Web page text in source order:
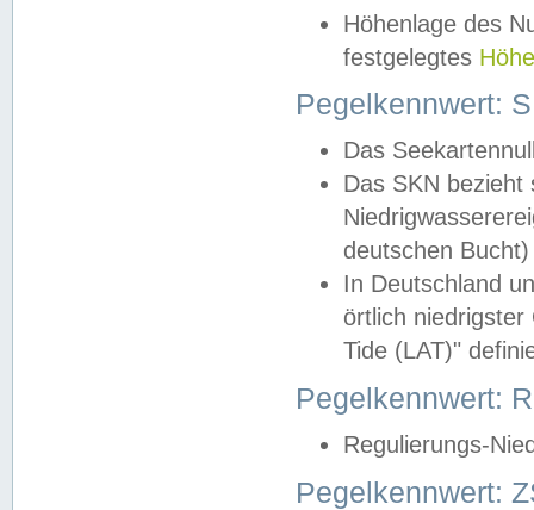
Höhenlage des
festgelegtes
Pegelkennwert:
Das
Das SKN
deutschen
In Deutschland
örtlich
Tide (LAT)"
Pegelkennwert:
Regulierungs-
Pegelkennwert: